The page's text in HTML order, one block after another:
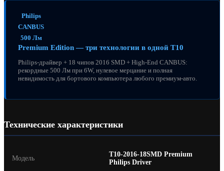
Philips
CANBUS
500 Лм
Premium Edition — три технологии в одной T10
Philips-драйвер + 18 чипов 2016 SMD + High-End CANBUS:
рекордные 500 Лм при 6W, нулевое мерцание и полная
невидимость для бортового компьютера любого премиум-авто.
Технические характеристики
Модель
T10-2016-18SMD Premium
Philips Driver